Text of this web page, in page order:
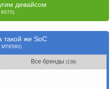
девайсом
6070)
же SoC
MT6580)
Все бренды (138)